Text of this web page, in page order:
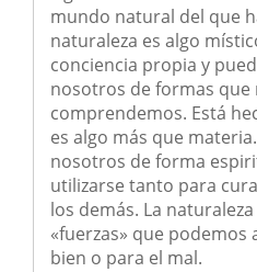
mundo natural del que
naturaleza es algo
conciencia propia y
nosotros de formas que
comprendemos. Está
es algo más que
nosotros de forma
utilizarse tanto para
los demás. La
«fuerzas» que podemos
bien o para el mal.